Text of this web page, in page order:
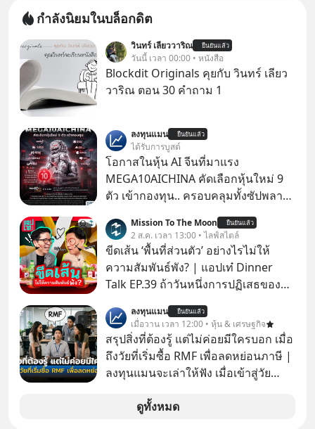
กำลังนิยมในบล็อกดิต
วินทร์ เลียววาริณ ยืนยันแล้ว
วันนี้ เวลา 00:00 • หนังสือ
Blockdit Originals คุยกับ วินทร์ เลียว
วาริณ ตอน 30 คำถาม 1
ลงทุนแมน ยืนยันแล้ว
ได้รับการบูสต์
โอกาสในหุ้น AI จีนที่มาแรง
MEGA10AICHINA คัดเลือกหุ้นใหม่ 9
ตัว เข้ากองทุน.. ครอบคลุมทั้งซัปพลาย
โปรโมชัน ลด 50% ค่าธรรมเนียมซื้อ |
ยอด 2 ล้านบาทขึ้นไป ฟรีค่าธรรมเนียม
ซื้อ
Mission To The Moon ยืนยันแล้ว
2 ส.ค. เวลา 13:00 • ไลฟ์สไตล์
ขีดเส้น ‘พื้นที่ส่วนตัว’ อย่างไรไม่ให้
ความสัมพันธ์พัง? | แอปเท๋ Dinner
Talk EP.39 ถ้าวันหนึ่งการปฏิเสธของ
ตั้งกำแพงใส่และมองว่าเราเห็นแก่ตัวทั้ง
ที่เราเองก็ไม่เคยปฏิเสธใครอย่างนี้มา
ก่อน แต่พอตั้งใจจะ ‘สร้างขอบเขต’ เพื่อ
ตัวเองดูสักครั้ง กลับทำให้เกิดรอยร้าว
ในความสัมพันธ์เสียอย่างนั้น โดยราย
การแอปเท๋ Dinner Talk ในวันนี้โฮสต์
ทั้ง 2 ท่าน แทป-รวิศ หาญอุตสาหะ และ
ลงทุนแมน ยืนยันแล้ว
เมื่อวาน เวลา 12:00 • หุ้น & เศรษฐกิจ
สรุปสิ่งที่ต้องรู้ แต่ไม่ค่อยมีใครบอก เมื่อ
ถึงวัยที่เริ่มซื้อ RMF เพื่อลดหย่อนภาษี |
ลงทุนแมนจะเล่าให้ฟัง เมื่อเข้าสู่วัย
ดูทั้งหมด